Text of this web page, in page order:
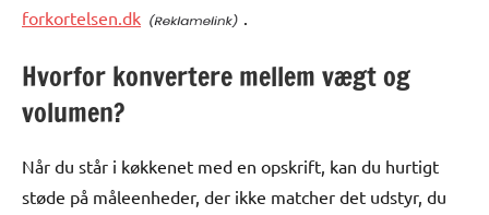
forkortelsen.dk
.
Hvorfor konvertere mellem vægt og
volumen?
Når du står i køkkenet med en opskrift, kan du hurtigt
støde på måleenheder, der ikke matcher det udstyr, du